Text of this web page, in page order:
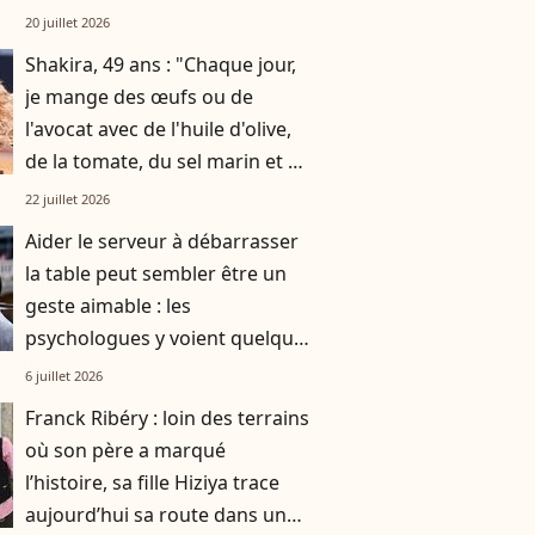
par gratitude
20 juillet 2026
Shakira, 49 ans : "Chaque jour,
je mange des œufs ou de
l'avocat avec de l'huile d'olive,
de la tomate, du sel marin et un
smoothie"
22 juillet 2026
Aider le serveur à débarrasser
la table peut sembler être un
geste aimable : les
psychologues y voient quelque
chose de bien plus profond.
6 juillet 2026
Franck Ribéry : loin des terrains
où son père a marqué
l’histoire, sa fille Hiziya trace
aujourd’hui sa route dans un